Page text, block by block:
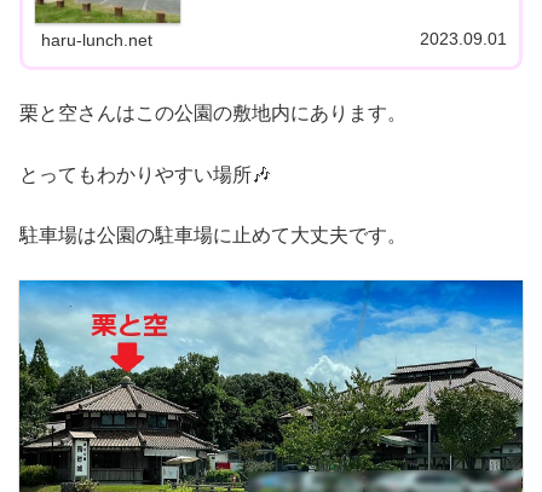
haru-lunch.net 2023.09.01
栗と空さんはこの公園の敷地内にあります。
とってもわかりやすい場所🎶
駐車場は公園の駐車場に止めて大丈夫です。